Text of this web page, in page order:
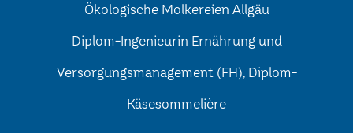
Ökologische Molkereien Allgäu
Diplom-Ingenieurin Ernährung und
Versorgungsmanagement (FH), Diplom-
Käsesommelière